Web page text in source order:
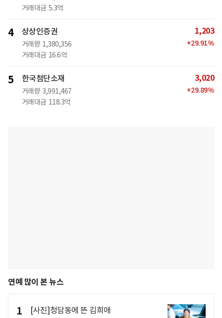
거래대금 5.3억
4 상상인증권
거래량 1,380,356
거래대금 16.6억
1,203
+29.91%
5 한국첨단소재
거래량 3,991,467
거래대금 118.3억
3,020
+29.89%
연예 많이 본 뉴스
1 [사진]청담동에 뜬 김희애